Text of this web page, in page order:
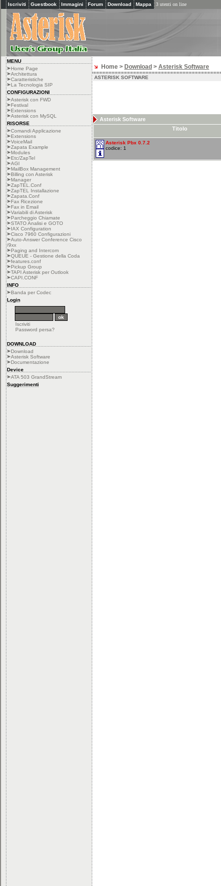
Iscriviti Guestbook Immagini Forum Download Mappa 3 utenti on line
MENU
Home Page
Architettura
Caratteristiche
La Tecnologia SIP
CONFIGURAZIONI
Asterisk con FWD
Festival
Extensions
Asterisk con MySQL
RISORSE
Comandi Applicazione
Extensions
VoiceMail
Zapata Example
Modules
Etc/ZapTel
AGI
MailBox Management
Billing con Asterisk
Manager
ZapTEL.Conf
ZapTEL Installazione
Zapata.Conf
Fax Ricezione
Fax in Email
Variabili di Asterisk
Parcheggio Chiamate
STATO Analisi e GOTO
IAX Configuration
Cisco 7960 Configurazioni
Auto-Answer Conference Cisco
/9xx
Paging and Intercom
QUEUE - Gestione della Coda
features.conf
Pickup Group
TAPI Asterisk per Outlook
CAPI.CONF
INFO
Banda per Codec
Login
Iscriviti
Password persa?
DOWNLOAD
Download
Asterisk Software
Documentazione
Device
ATA 503 GrandStream
Suggerimenti
Home > Download > Asterisk Software
ASTERISK SOFTWARE
Asterisk Software
Titolo
Asterisk Pbx 0.7.2
codice: 1